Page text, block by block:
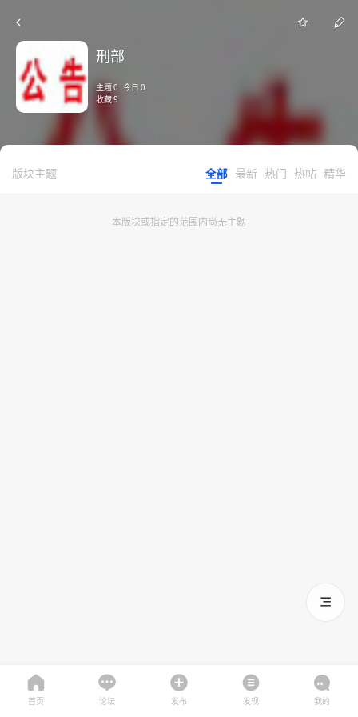
刑部
主题 0 今日 0
收藏 9
版块主题 全部 最新 热门 热帖 精华
本版块或指定的范围内尚无主题
首页 论坛 发布 发现 我的